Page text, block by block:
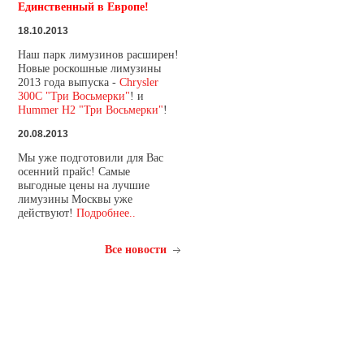
Единственный в Европе!
18.10.2013
Наш парк лимузинов расширен!
Новые роскошные лимузины
2013 года выпуска - Chrysler
300C "Три Восьмерки"! и
Hummer H2 "Три Восьмерки"!
20.08.2013
Мы уже подготовили для Вас
осенний прайс! Самые
выгодные цены на лучшие
лимузины Москвы уже
действуют! Подробнее..
Все новости